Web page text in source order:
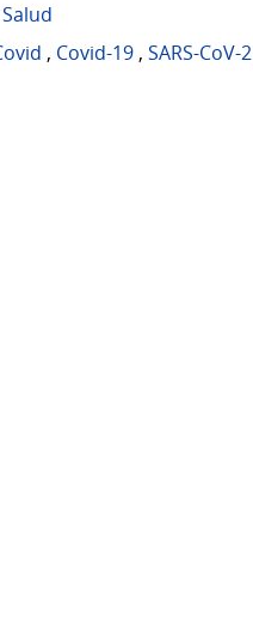
Salud
, Covid-19, SARS-CoV-2